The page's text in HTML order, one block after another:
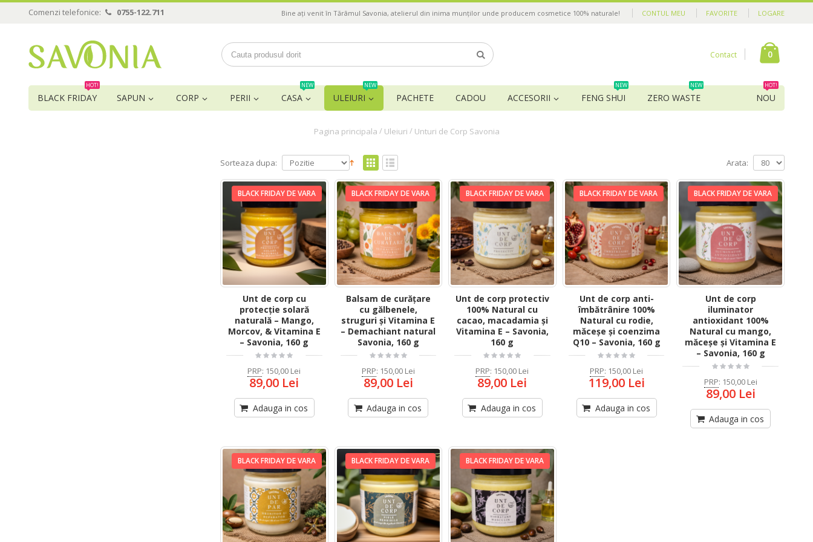
Comenzi telefonice: 0755-122.711 CONTUL MEU FAVORITE LOGARE
Bine ați venit în Tărâmul Savonia, atelierul din inima munților unde producem cosmetice 100% naturale!
Contact 0
BLACK FRIDAY
HOT!
SAPUN CORP PERII CASA
NEW
ULEIURI
NEW
PACHETE CADOU ACCESORII FENG SHUI
NEW
ZERO WASTE
NEW
NOU
HOT!
Pagina principala / Uleiuri / Unturi de Corp Savonia
Sorteaza dupa: Arata:
BLACK FRIDAY DE VARA
Unt de corp cu
protecție solară
naturală – Mango,
Morcov, & Vitamina E
– Savonia, 160 g
PRP: 150,00 Lei
89,00 Lei
Adauga in cos
BLACK FRIDAY DE VARA
Balsam de curățare
cu gălbenele,
struguri și Vitamina E
– Demachiant natural
Savonia, 160 g
PRP: 150,00 Lei
89,00 Lei
Adauga in cos
BLACK FRIDAY DE VARA
Unt de corp protectiv
100% Natural cu
cacao, macadamia și
Vitamina E – Savonia,
160 g
PRP: 150,00 Lei
89,00 Lei
Adauga in cos
BLACK FRIDAY DE VARA
Unt de corp anti-
îmbătrânire 100%
Natural cu rodie,
măceșe și coenzima
Q10 – Savonia, 160 g
PRP: 150,00 Lei
119,00 Lei
Adauga in cos
BLACK FRIDAY DE VARA
Unt de corp
iluminator
antioxidant 100%
Natural cu mango,
măceșe și Vitamina E
– Savonia, 160 g
PRP: 150,00 Lei
89,00 Lei
Adauga in cos
BLACK FRIDAY DE VARA BLACK FRIDAY DE VARA BLACK FRIDAY DE VARA